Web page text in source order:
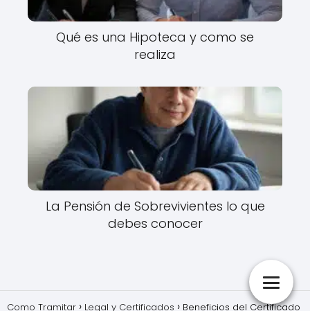
Qué es una Hipoteca y como se
realiza
La Pensión de Sobrevivientes lo que
debes conocer
Como Tramitar Legal y Certificados Beneficios del Certificado